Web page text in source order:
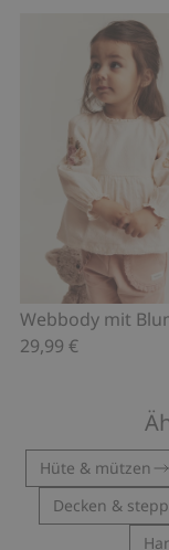
29,99 €
Hüte & mützen
Decken &